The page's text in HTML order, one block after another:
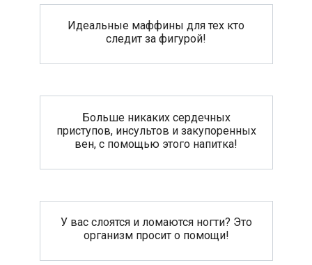
Идеальные маффины для тех кто
следит за фигурой!
Больше никаких сердечных
приступов, инсультов и закупоренных
вен, с помощью этого напитка!
У вас слоятся и ломаются ногти? Это
организм просит о помощи!